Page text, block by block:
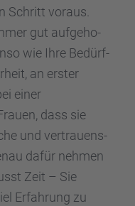
Schritt voraus.
gut aufge­ho­
wie Ihre Bedürf­
an erster
einer
dass sie
und vertrau­ens­
dafür nehmen
Zeit – Sie
Erfah­rung zu